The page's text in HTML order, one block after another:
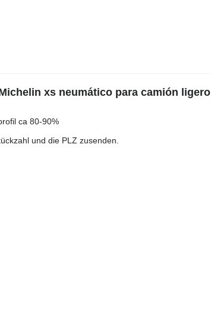
xs neumático para camión ligero
ca 80-90%
und die PLZ zusenden.